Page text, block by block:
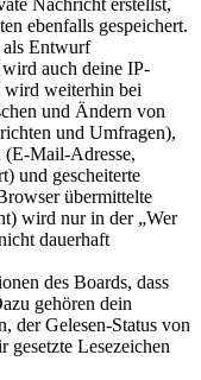
Nachricht erstellst,
ebenfalls gespeichert.
als Entwurf
auch deine IP-
wird weiterhin bei
und Ändern von
und Umfragen),
(E-Mail-Adresse,
und gescheiterte
übermittelte
wird nur in der „Wer
dauerhaft
des Boards, dass
gehören dein
der Gelesen-Status von
Lesezeichen